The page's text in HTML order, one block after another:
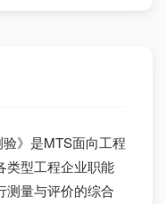
验》是MTS面向工程
类型工程企业职能
测量与评价的综合